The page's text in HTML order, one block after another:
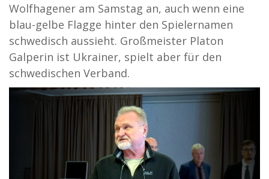
Wolfhagener am Samstag an, auch wenn eine
blau-gelbe Flagge hinter den Spielernamen
schwedisch aussieht. Großmeister Platon
Galperin ist Ukrainer, spielt aber für den
schwedischen Verband.